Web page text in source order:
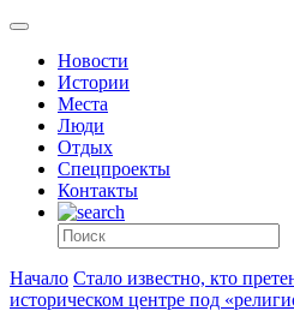
Новости
Истории
Места
Люди
Отдых
Спецпроекты
Контакты
Начало Стало известно, кто
историческом центре под